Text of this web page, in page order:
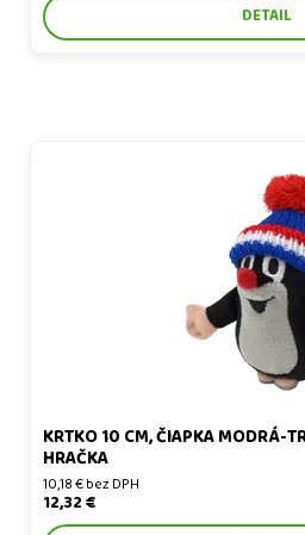
DETAIL
Krtko 10 cm, čiapka modrá-trikolóra,
KRTKO 10 CM, ČIAPKA MODRÁ-
HRAČKA
10,18 € bez DPH
12,32 €